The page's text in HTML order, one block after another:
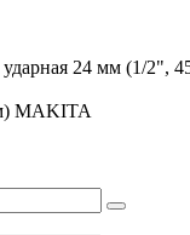
ударная 24 мм (1/2",
MAKITA